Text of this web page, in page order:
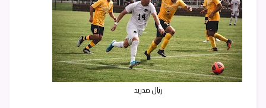
ريال مدريد